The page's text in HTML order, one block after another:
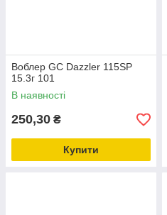
Воблер GC Dazzler 115SP
15.3г 101
В наявності
250,30 ₴
Купити